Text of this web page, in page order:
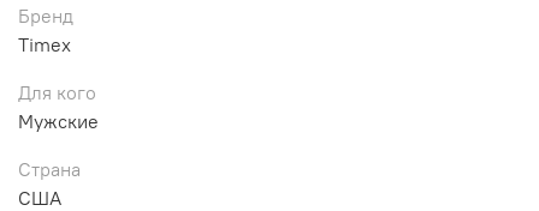
Бренд
Timex
Для кого
Мужские
Страна
США